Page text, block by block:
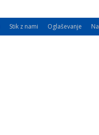
Stik z nami Oglaševanje